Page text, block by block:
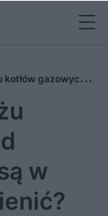
kotłów gazowych -
w